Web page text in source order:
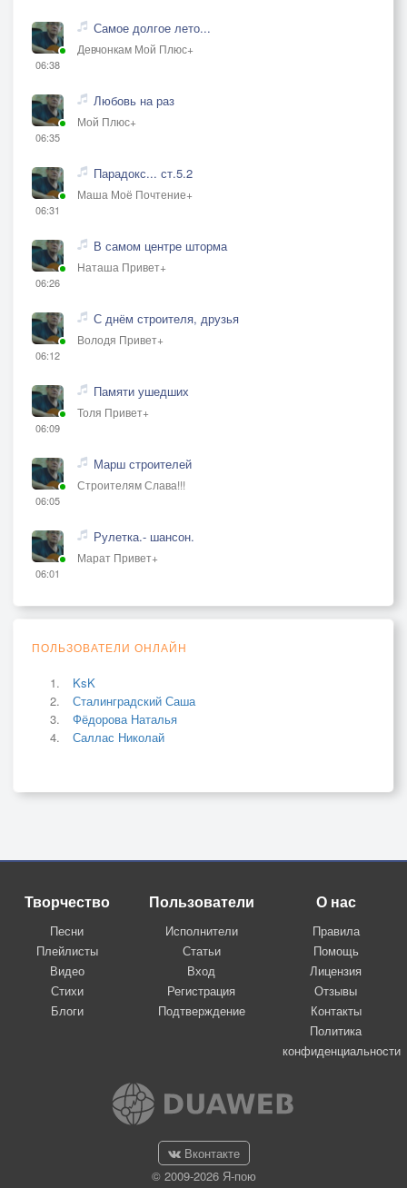
06:38
Самое долгое лето...
Девчонкам Мой Плюс+
06:35
Любовь на раз
Мой Плюс+
06:31
Парадокс... ст.5.2
Маша Моё Почтение+
06:26
В самом центре шторма
Наташа Привет+
06:12
С днём строителя, друзья
Володя Привет+
06:09
Памяти ушедших
Толя Привет+
06:05
Марш строителей
Строителям Слава!!!
06:01
Рулетка.- шансон.
Марат Привет+
ПОЛЬЗОВАТЕЛИ ОНЛАЙН
KsK
Сталинградский Саша
Фёдорова Наталья
Саллас Николай
Творчество
Песни
Плейлисты
Видео
Стихи
Блоги
Пользователи
Исполнители
Статьи
Вход
Регистрация
Подтверждение
О нас
Правила
Помощь
Лицензия
Отзывы
Контакты
Политика
конфиденциальности
Вконтакте
© 2009-2026 Я-пою